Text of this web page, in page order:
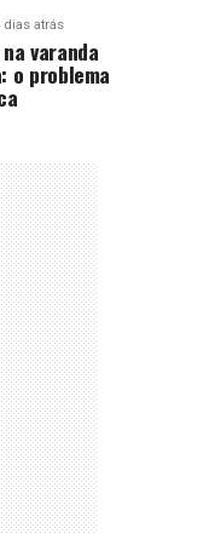
dias atrás
varanda
o problema